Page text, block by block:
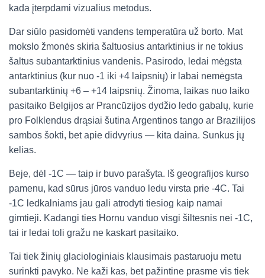
kada įterpdami vizualius metodus.
Dar siūlo pasidomėti vandens temperatūra už borto. Mat
mokslo žmonės skiria šaltuosius antarktinius ir ne tokius
šaltus subantarktinius vandenis. Pasirodo, ledai mėgsta
antarktinius (kur nuo -1 iki +4 laipsnių) ir labai nemėgsta
subantarktinių +6 – +14 laipsnių. Žinoma, laikas nuo laiko
pasitaiko Belgijos ar Prancūzijos dydžio ledo gabalų, kurie
pro Folklendus drąsiai šutina Argentinos tango ar Brazilijos
sambos šokti, bet apie didvyrius — kita daina. Sunkus jų
kelias.
Beje, dėl -1C — taip ir buvo parašyta. Iš geografijos kurso
pamenu, kad sūrus jūros vanduo ledu virsta prie -4C. Tai
-1C ledkalniams jau gali atrodyti tiesiog kaip namai
gimtieji. Kadangi ties Hornu vanduo visgi šiltesnis nei -1C,
tai ir ledai toli gražu ne kaskart pasitaiko.
Tai tiek žinių glaciologiniais klausimais pastaruoju metu
surinkti pavyko. Ne kaži kas, bet pažintine prasme vis tiek